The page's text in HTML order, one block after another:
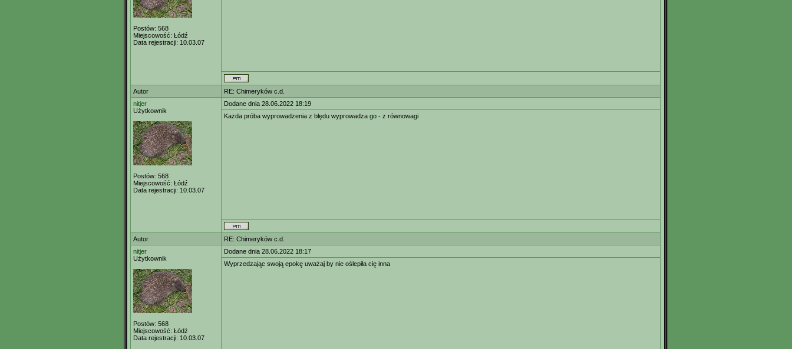
Postów: 568
Miejscowość: Łódź
Data rejestracji: 10.03.07
Autor
RE: Chimeryków c.d.
nitjer
Użytkownik
Postów: 568
Miejscowość: Łódź
Data rejestracji: 10.03.07
Dodane dnia 28.06.2022 18:19
Każda próba wyprowadzenia z błędu wyprowadza go - z równowagi
Autor
RE: Chimeryków c.d.
nitjer
Użytkownik
Postów: 568
Miejscowość: Łódź
Data rejestracji: 10.03.07
Dodane dnia 28.06.2022 18:17
Wyprzedzając swoją epokę uważaj by nie oślepiła cię inna